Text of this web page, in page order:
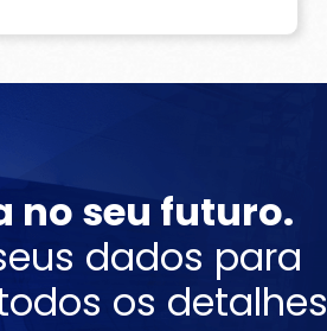
no seu futuro.
dados para
os detalhes